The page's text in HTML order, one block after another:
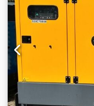
pregunta?
Crsdpfxjzp Avkj Adhjf